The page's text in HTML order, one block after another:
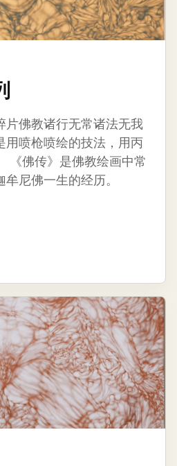
片佛教诸行无常诸法无我
用喷枪喷绘的技法，用丙
《佛传》是佛教绘画中常
尼佛一生的经历。